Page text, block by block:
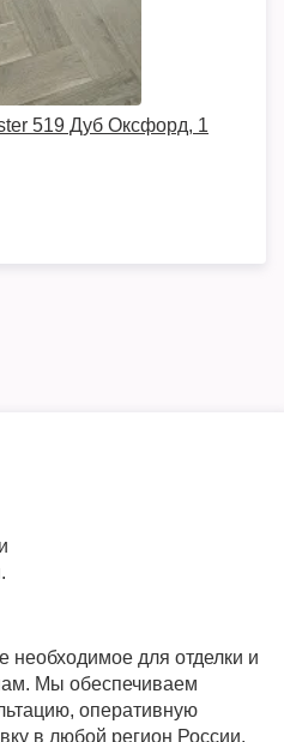
519 Дуб Оксфорд, 1
необходимое для отделки и
Мы обеспечиваем
оперативную
в любой регион России.